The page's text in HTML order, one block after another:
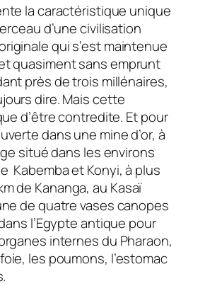
la caractéristique unique
d’une civilisation
qui s’est maintenue
quasiment sans emprunt
près de trois millénaires,
dire. Mais cette
d’être contredite. Et pour
dans une mine d’or, à
situé dans les environs
Kabemba et Konyi, à plus
de Kananga, au Kasaï
de quatre vases canopes
l’Egypte antique pour
internes du Pharaon,
les poumons, l’estomac